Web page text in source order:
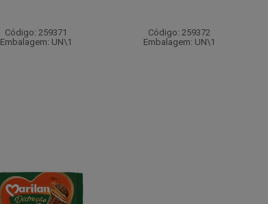
Código: 259371
Embalagem: UN\1
Código: 259372
Embalagem: UN\1